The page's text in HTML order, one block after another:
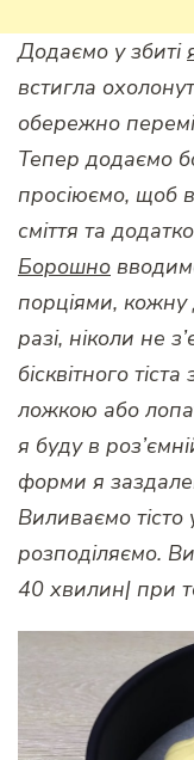
Додаємо у збиті
встигла
обережно
Тепер додаємо
просіюємо, щоб
сміття та
Борошно
порціями,
разі, ніколи не
бісквітного
ложкою або
я буду в
форми я
Виливаємо
розподіляємо.
40 хвилин| при